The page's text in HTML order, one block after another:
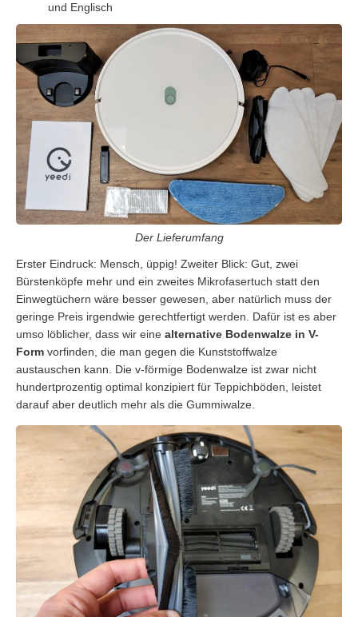
und Englisch
Der Lieferumfang
Erster Eindruck: Mensch, üppig! Zweiter Blick: Gut, zwei
Bürstenköpfe mehr und ein zweites Mikrofasertuch statt den
Einwegtüchern wäre besser gewesen, aber natürlich muss der
geringe Preis irgendwie gerechtfertigt werden. Dafür ist es aber
umso löblicher, dass wir eine alternative Bodenwalze in V-
Form vorfinden, die man gegen die Kunststoffwalze
austauschen kann. Die v-förmige Bodenwalze ist zwar nicht
hundertprozentig optimal konzipiert für Teppichböden, leistet
darauf aber deutlich mehr als die Gummiwalze.